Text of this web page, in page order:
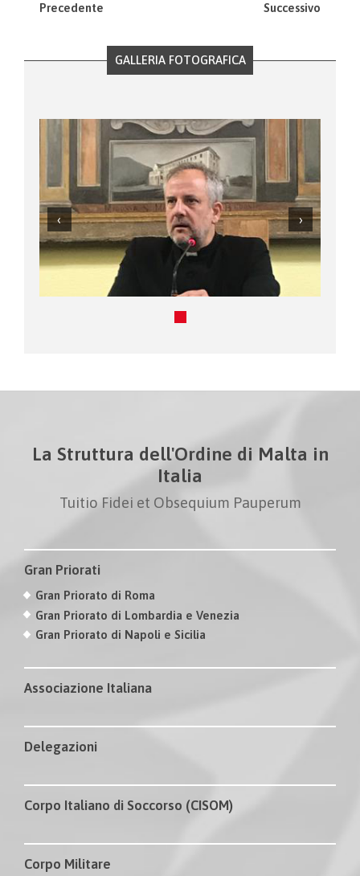
Precedente Successivo
GALLERIA FOTOGRAFICA
La Struttura dell'Ordine di Malta in
Italia
Tuitio Fidei et Obsequium Pauperum
Gran Priorati
Gran Priorato di Roma
Gran Priorato di Lombardia e Venezia
Gran Priorato di Napoli e Sicilia
Associazione Italiana
Delegazioni
Corpo Italiano di Soccorso (CISOM)
Corpo Militare